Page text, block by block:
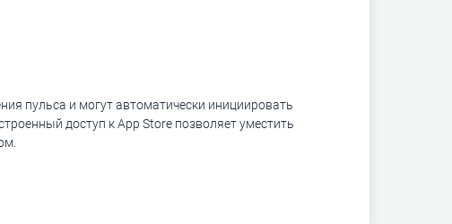
пульса и могут автоматически инициировать
доступ к App Store позволяет уместить